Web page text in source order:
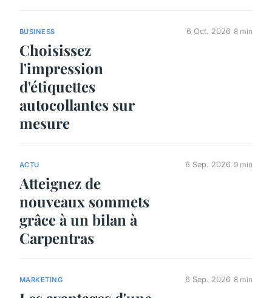
BUSINESS
Choisissez
l'impression
d'étiquettes
autocollantes sur
mesure
6 Oct. 2026 8 min
ACTU
Atteignez de
nouveaux sommets
grâce à un bilan à
Carpentras
6 Sep. 2026 9 min
MARKETING 6 Sep. 2026 8 min